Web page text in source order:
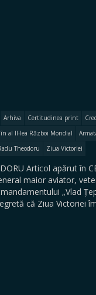
Arhiva Certitudinea print
al II-lea Război Mondial
Theodoru Ziua Victoriei
Articol apărut în
maior aviator,
„Vlad
că Ziua Victoriei